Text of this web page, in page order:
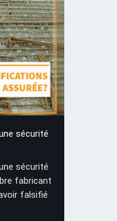
sécurité
sécurité
fabricant
falsifié